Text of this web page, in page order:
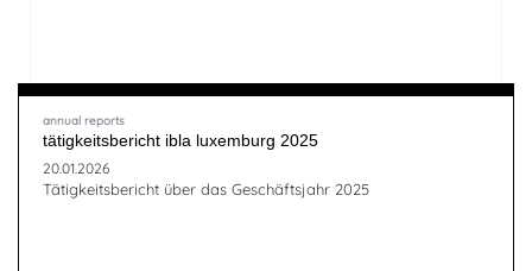
annual reports
tätigkeitsbericht ibla luxemburg 2025
20.01.2026
Tätigkeitsbericht über das Geschäftsjahr 2025